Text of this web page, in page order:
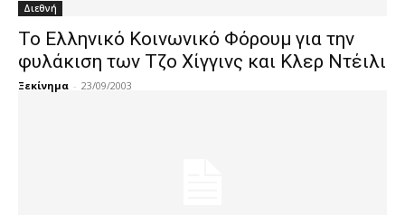
Διεθνή
Το Ελληνικό Κοινωνικό Φόρουμ για την
φυλάκιση των Τζο Χίγγινς και Κλερ Ντέιλι
Ξεκίνημα - 23/09/2003